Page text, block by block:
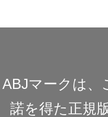
ABJマークは、
諾を得た正規